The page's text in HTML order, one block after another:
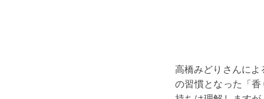
高橋みどりさんに
の習慣となった「